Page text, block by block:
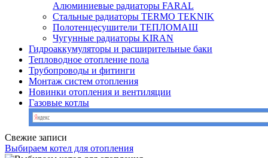
Алюминиевые радиаторы FARAL
Стальные радиаторы TERMO TEKNIK
Полотенцесушители ТЕПЛОМАШ
Чугунные радиаторы KIRAN
Гидроаккумуляторы и расширительные баки
Тепловодное отопление пола
Трубопроводы и фитинги
Монтаж систем отопления
Новинки отопления и вентиляции
Газовые котлы
Свежие записи
Выбираем котел для отопления